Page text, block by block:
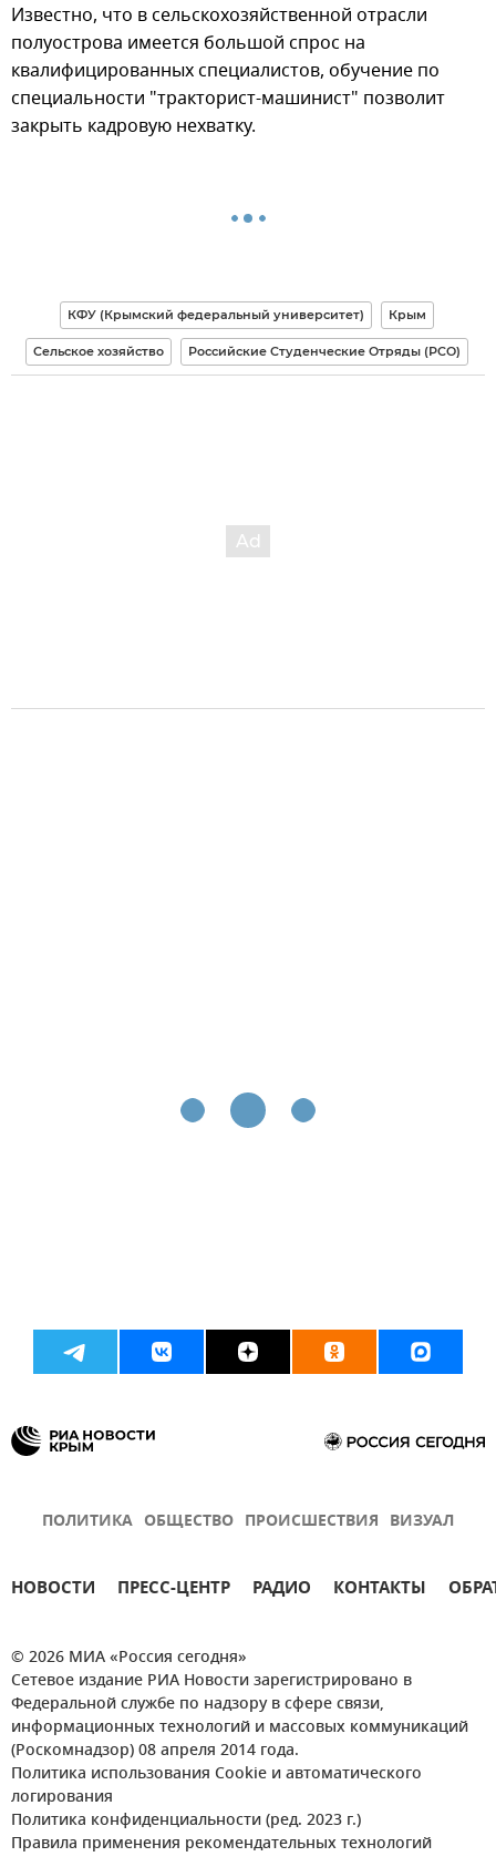
Известно, что в сельскохозяйственной отрасли
полуострова имеется большой спрос на
квалифицированных специалистов, обучение по
специальности "тракторист-машинист" позволит
закрыть кадровую нехватку.
КФУ (Крымский федеральный университет) Крым
Сельское хозяйство Российские Студенческие Отряды (РСО)
ПОЛИТИКА ОБЩЕСТВО ПРОИСШЕСТВИЯ ВИЗУАЛ
НОВОСТИ ПРЕСС-ЦЕНТР РАДИО КОНТАКТЫ
© 2026 МИА «Россия сегодня»
Сетевое издание РИА Новости зарегистрировано в
Федеральной службе по надзору в сфере связи,
информационных технологий и массовых коммуникаций
(Роскомнадзор) 08 апреля 2014 года.
Политика использования Cookie и автоматического
логирования
Политика конфиденциальности (ред. 2023 г.)
Правила применения рекомендательных технологий